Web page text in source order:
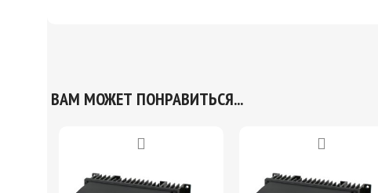
ВАМ МОЖЕТ ПОНРАВИТЬСЯ...